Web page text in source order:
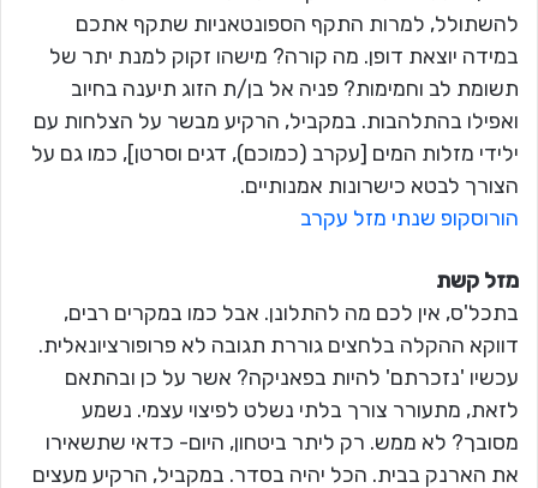
להשתולל, למרות התקף הספונטאניות שתקף אתכם
במידה יוצאת דופן. מה קורה? מישהו זקוק למנת יתר של
תשומת לב וחמימות? פניה אל בן/ת הזוג תיענה בחיוב
ואפילו בהתלהבות. במקביל, הרקיע מבשר על הצלחות עם
ילידי מזלות המים [עקרב (כמוכם), דגים וסרטן], כמו גם על
הצורך לבטא כישרונות אמנותיים.
הורוסקופ שנתי מזל עקרב
מזל קשת
בתכל'ס, אין לכם מה להתלונן. אבל כמו במקרים רבים,
דווקא ההקלה בלחצים גוררת תגובה לא פרופורציונאלית.
עכשיו 'נזכרתם' להיות בפאניקה? אשר על כן ובהתאם
לזאת, מתעורר צורך בלתי נשלט לפיצוי עצמי. נשמע
מסובך? לא ממש. רק ליתר ביטחון, היום- כדאי שתשאירו
את הארנק בבית. הכל יהיה בסדר. במקביל, הרקיע מעצים